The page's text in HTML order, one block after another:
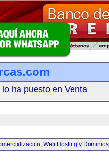
ha puesto en Venta
, Web Hosting y Dominios